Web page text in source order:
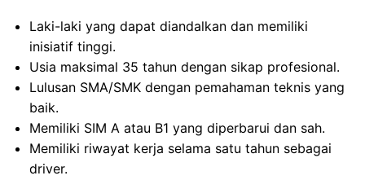
Laki-laki yang dapat diandalkan dan memiliki
inisiatif tinggi.
Usia maksimal 35 tahun dengan sikap profesional.
Lulusan SMA/SMK dengan pemahaman teknis yang
baik.
Memiliki SIM A atau B1 yang diperbarui dan sah.
Memiliki riwayat kerja selama satu tahun sebagai
driver.